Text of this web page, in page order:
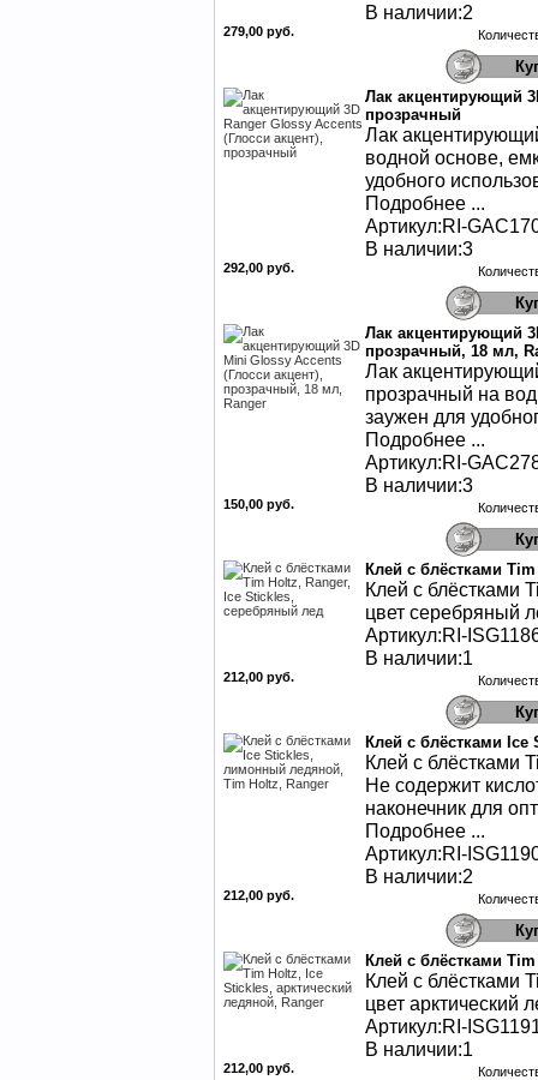
В наличии:2
279,00 руб.
Лак акцентирующий
прозрачный
Лак
водной основе,
удобного
Подробнее ...
Артикул:RI-
В наличии:3
292,00 руб.
Лак акцентирующий
прозрачный, 18 мл,
Лак
прозрачный на
заужен для
Подробнее ...
Артикул:RI-
В наличии:3
150,00 руб.
Клей с блёстками
Клей с блёстками
цвет серебряный
Артикул:RI-
В наличии:1
212,00 руб.
Клей с блёстками
Клей с блёстками
Не содержит
наконечник для
Подробнее ...
Артикул:RI-
В наличии:2
212,00 руб.
Клей с блёстками
Клей с блёстками
цвет арктический
Артикул:RI-
В наличии:1
212,00 руб.